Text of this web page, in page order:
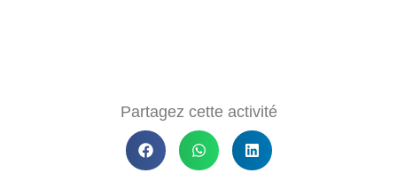
Partagez cette activité